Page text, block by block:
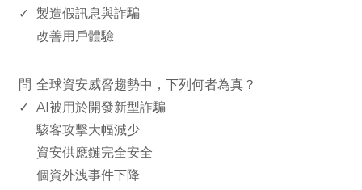
✓ 製造假訊息與詐騙
改善用戶體驗
問 全球資安威脅趨勢中，下列何者為真？
✓ AI被用於開發新型詐騙
駭客攻擊大幅減少
資安供應鏈完全安全
個資外洩事件下降